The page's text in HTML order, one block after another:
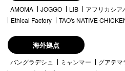
AMOMA JOGGO LIB アフリカシア
Ethical Factory
TAO's NATIVE
海外拠点
バングラデシュ ミャンマー グアテマ